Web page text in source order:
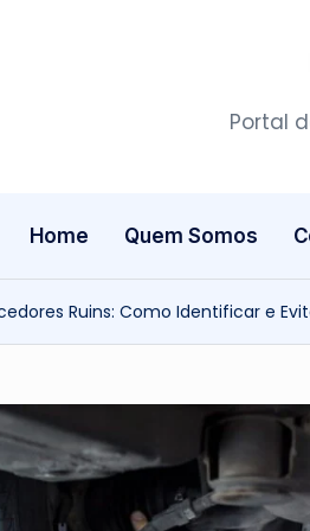
Portal
Home Quem Somos
Ruins: Como Identificar e